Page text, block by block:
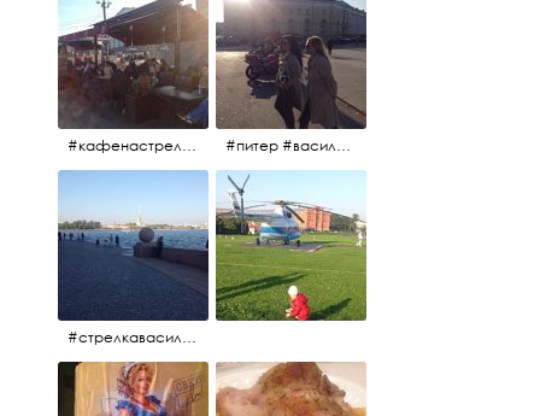
#кафенастрелкевасильевскогоострова #байкеры #питер #васильевскийостров #байкеры #иностранцы
#стрелкавасильевскогоострова #нева #река